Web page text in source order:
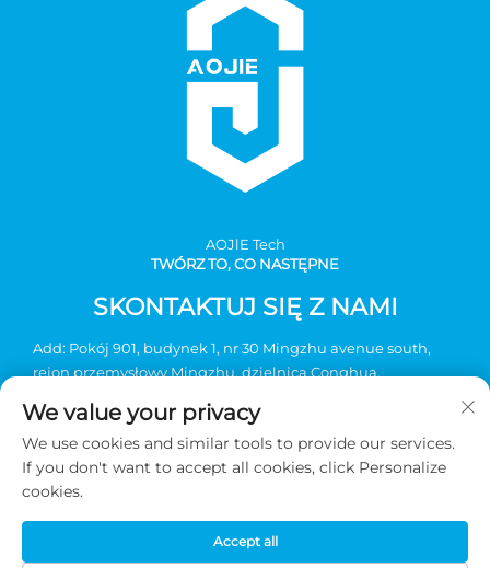
AOJlE Tech
TWÓRZ TO, CO NASTĘPNE
SKONTAKTUJ SIĘ Z NAMI
Add: Pokój 901, budynek 1, nr 30 Mingzhu avenue south,
rejon przemysłowy Mingzhu, dzielnica Conghua,
+86-2036031688 nr wewnętrzny 8048
E-mail:[email protected]
Prawa autorskie © 2026 Guangzhou AOJIE Science &
We value your privacy
We use cookies and similar tools to provide our services.
If you don't want to accept all cookies, click Personalize
cookies.
Accept all